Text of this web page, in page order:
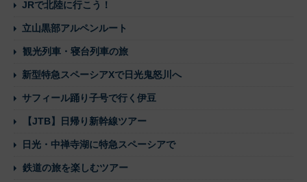
JRで北陸に行こう！
立山黒部アルペンルート
観光列車・寝台列車の旅
新型特急スペーシアXで日光鬼怒川へ
サフィール踊り子号で行く伊豆
【JTB】日帰り新幹線ツアー
日光・中禅寺湖に特急スペーシアで
鉄道の旅を楽しむツアー